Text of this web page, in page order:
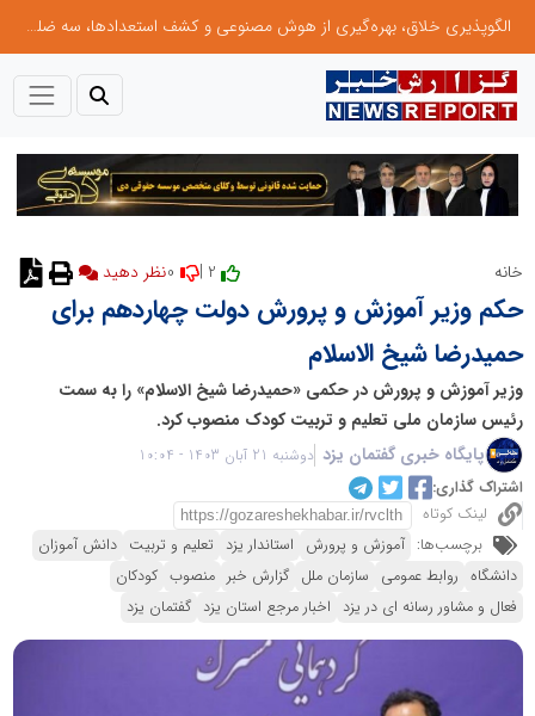
الگوپذیری خلاق، بهره‌گیری از هوش مصنوعی و کشف استعدادها، سه ضلع موفقیت جوانان کارآفرین
خانه نظر دهید
حکم وزیر آموزش و پرورش دولت چهاردهم برای
حمیدرضا شیخ الاسلام
وزیر آموزش و پرورش در حکمی «حمیدرضا شیخ الاسلام» را به سمت
رئیس سازمان ملی تعلیم و تربیت کودک منصوب کرد.
پایگاه خبری گفتمان یزد دوشنبه 21 آبان 1403 - 10:04
اشتراک گذاری:
لینک کوتاه
برچسب‌ها: آموزش و پرورش استاندار یزد تعلیم و تربیت دانش آموزان
دانشگاه روابط عمومی سازمان ملل گزارش خبر منصوب کودکان
فعال و مشاور رسانه ای در یزد اخبار مرجع استان یزد گفتمان یزد